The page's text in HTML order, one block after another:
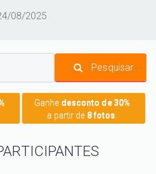
08/2025
Pesquisar
Ganhe desconto de 30%
a partir de 8 fotos